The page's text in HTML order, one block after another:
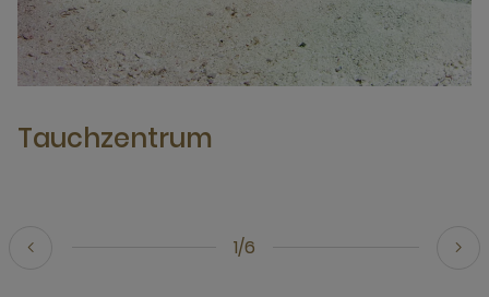
1/6
Tauchzentrum